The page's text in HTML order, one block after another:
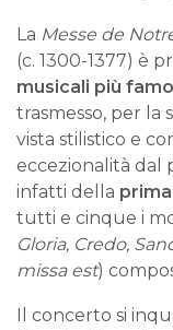
La Messe de
(c. 1300-1377) è
musicali più
trasmesso, per la
vista stilistico e
eccezionalità dal
infatti della
tutti e cinque i
Gloria, Credo,
missa est)
Il concerto si